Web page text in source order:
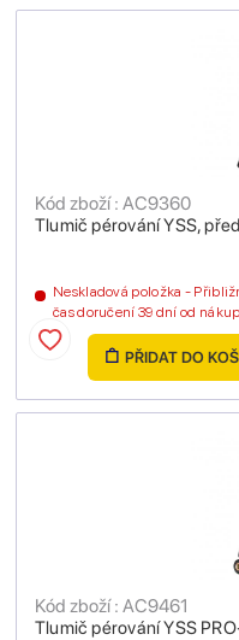
Tlumič pérování YSS,
Kód zboží : AC9360
Neskladová položka -
čas doručení 39 dní od
PŘIDAT DO
Tlumič pérování YSS
Kód zboží : AC9461